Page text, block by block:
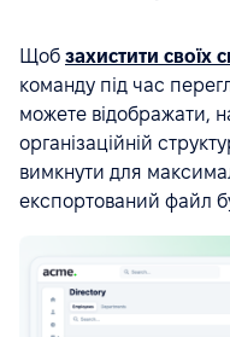
Щоб захистити своїх
команду під час
можете відображати,
організаційній
вимкнути для
експортований файл